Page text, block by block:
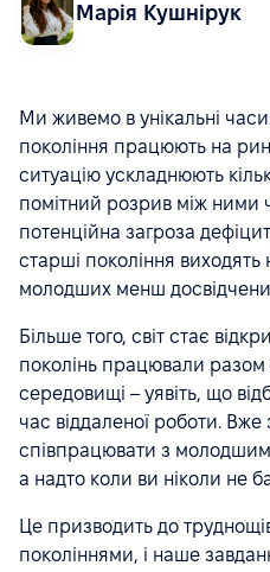
Марія Кушнірук
Ми живемо в унікальні
покоління працюють на
ситуацію ускладнюють
помітний розрив між ними
потенційна загроза
старші покоління
молодших менш
Більше того, світ стає
поколінь працювали
середовищі – уявіть, що
час віддаленої роботи.
співпрацювати з
а надто коли ви ніколи не
Це призводить до
поколіннями, і наше